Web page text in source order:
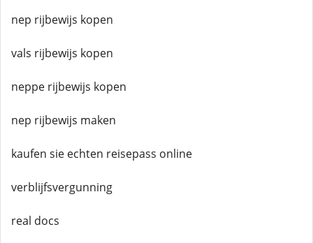
nep rijbewijs kopen
vals rijbewijs kopen
neppe rijbewijs kopen
nep rijbewijs maken
kaufen sie echten reisepass online
verblijfsvergunning
real docs